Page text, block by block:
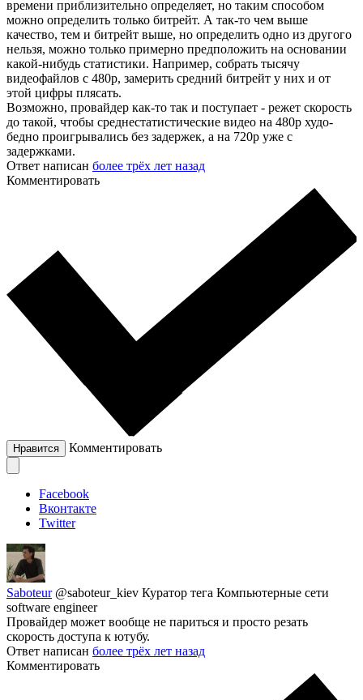
времени приблизительно определяет, но таким способом
можно определить только битрейт. А так-то чем выше
качество, тем и битрейт выше, но определить одно из другого
нельзя, можно только примерно предположить на основании
какой-нибудь статистики. Например, собрать тысячу
видеофайлов с 480p, замерить средний битрейт у них и от
этой цифры плясать.
Возможно, провайдер как-то так и поступает - режет скорость
до такой, чтобы среднестатистические видео на 480p худо-
бедно проигрывались без задержек, а на 720p уже с
задержками.
Ответ написан более трёх лет назад
Комментировать
Нравится Комментировать
Facebook
Вконтакте
Twitter
Saboteur @saboteur_kiev Куратор тега Компьютерные сети
software engineer
Провайдер может вообще не париться и просто резать
скорость доступа к ютубу.
Ответ написан более трёх лет назад
Комментировать